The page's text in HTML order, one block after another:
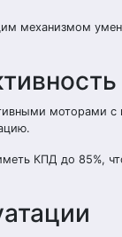
механизмом
моторами с
КПД до 85%,